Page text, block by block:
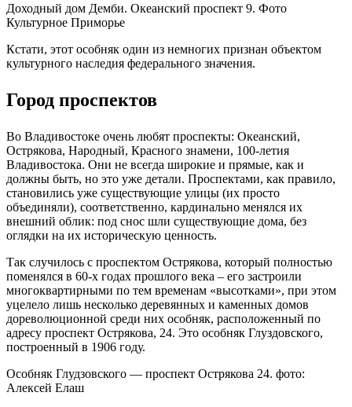
Доходный дом Демби. Океанский проспект 9. Фото
Культурное Приморье
Кстати, этот особняк один из немногих признан объектом
культурного наследия федерального значения.
Город проспектов
Во Владивостоке очень любят проспекты: Океанский,
Острякова, Народный, Красного знамени, 100-летия
Владивостока. Они не всегда широкие и прямые, как и
должны быть, но это уже детали. Проспектами, как правило,
становились уже существующие улицы (их просто
объединяли), соответственно, кардинально менялся их
внешний облик: под снос шли существующие дома, без
оглядки на их историческую ценность.
Так случилось с проспектом Острякова, который полностью
поменялся в 60-х годах прошлого века – его застроили
многоквартирными по тем временам «высотками», при этом
уцелело лишь несколько деревянных и каменных домов
дореволюционной среди них особняк, расположенный по
адресу проспект Острякова, 24. Это особняк Глуздовского,
построенный в 1906 году.
Особняк Глудзовского — проспект Острякова 24. фото:
Алексей Елаш